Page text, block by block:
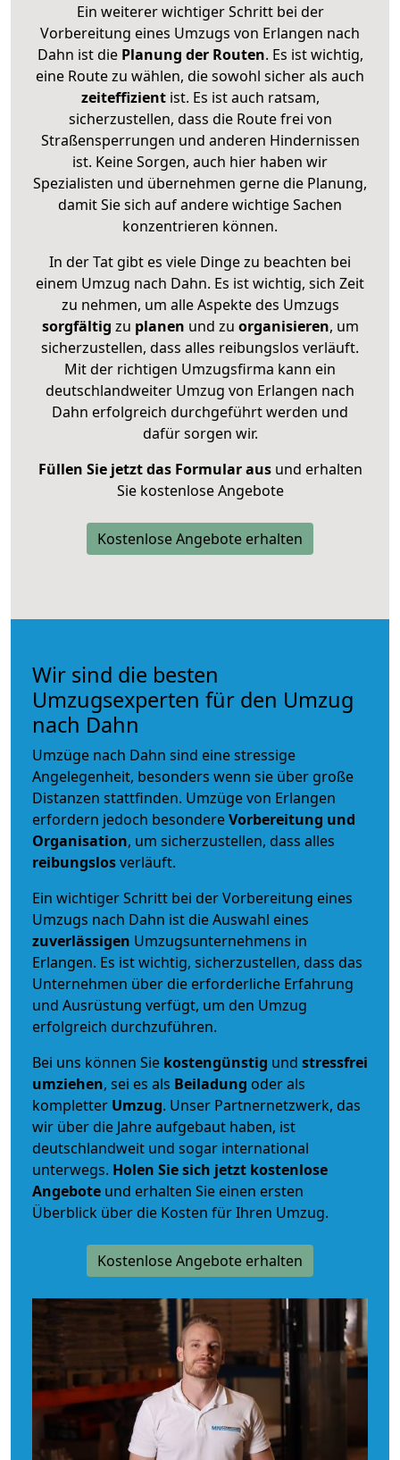
Ein weiterer wichtiger Schritt bei der
Vorbereitung eines Umzugs von Erlangen nach
Dahn ist diePlanung der Routen. Es ist wichtig,
eine Route zu wählen, die sowohl sicher als auch
zeiteffizientist. Es ist auch ratsam,
sicherzustellen, dass die Route frei von
Straßensperrungen und anderen Hindernissen
ist. Keine Sorgen, auch hier haben wir
Spezialisten und übernehmen gerne die Planung,
damit Sie sich auf andere wichtige Sachen
konzentrieren können.
In der Tat gibt es viele Dinge zu beachten bei
einem Umzug nach Dahn. Es ist wichtig, sich Zeit
zu nehmen, um alle Aspekte des Umzugs
sorgfältig zu planen und zu organisieren, um
sicherzustellen, dass alles reibungslos verläuft.
Mit der richtigen Umzugsfirma kann ein
deutschlandweiter Umzug von Erlangen nach
Dahn erfolgreich durchgeführt werden und
dafür sorgen wir.
Füllen Sie jetzt das Formular ausund erhalten
Sie kostenlose Angebote
Kostenlose Angebote erhalten
Wir sind die besten
Umzugsexperten für den Umzug
nach Dahn
Umzüge nach Dahn sind eine stressige
Angelegenheit, besonders wenn sie über große
Distanzen stattfinden. Umzüge von Erlangen
erfordern jedoch besondereVorbereitung und
Organisation, um sicherzustellen, dass alles
reibungslosverläuft.
Ein wichtiger Schritt bei der Vorbereitung eines
Umzugs nach Dahn ist die Auswahl eines
zuverlässigen Umzugsunternehmens in
Erlangen. Es ist wichtig, sicherzustellen, dass das
Unternehmen über die erforderliche Erfahrung
und Ausrüstung verfügt, um den Umzug
erfolgreich durchzuführen.
Bei uns können Sie kostengünstig und stressfrei
umziehen, sei es als Beiladung oder als
kompletter Umzug. Unser Partnernetzwerk, das
wir über die Jahre aufgebaut haben, ist
deutschlandweit und sogar international
unterwegs. Holen Sie sich jetzt kostenlose
Angebote und erhalten Sie einen ersten
Überblick über die Kosten für Ihren Umzug.
Kostenlose Angebote erhalten